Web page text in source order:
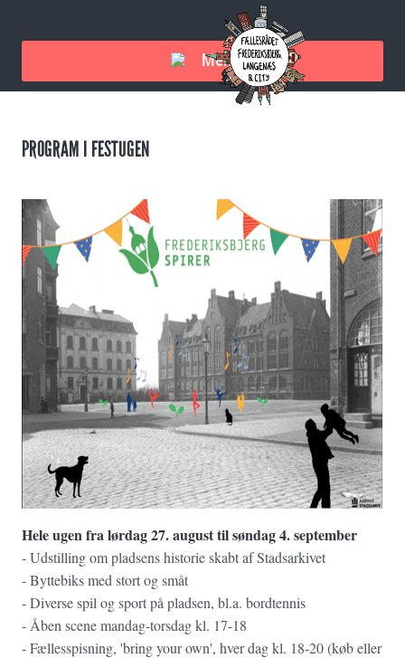
Menu
PROGRAM I FESTUGEN
Hele ugen fra lørdag 27. august til søndag 4. september
- Udstilling om pladsens historie skabt af Stadsarkivet
- Byttebiks med stort og småt
- Diverse spil og sport på pladsen, bl.a. bordtennis
- Åben scene mandag-torsdag kl. 17-18
- Fællesspisning, 'bring your own', hver dag kl. 18-20 (køb eller